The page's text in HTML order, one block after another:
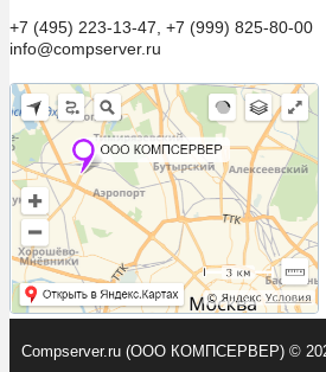
+7 (495) 223-13-47, +7 (999) 825-80-00
info@compserver.ru
Compserver.ru (ООО КОМПСЕРВЕР) ©